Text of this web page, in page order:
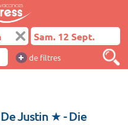
+ de filtres
Justin ★- Die